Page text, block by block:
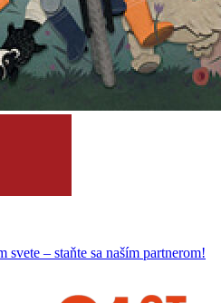
– staňte sa naším partnerom!